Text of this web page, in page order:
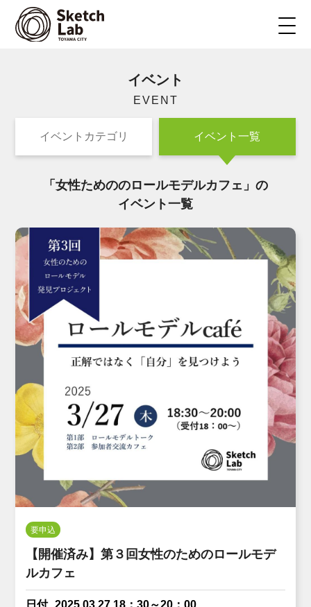
イベント
EVENT
イベントカテゴリ イベント一覧
「女性ためののロールモデルカフェ」の
イベント一覧
要申込
【開催済み】第３回女性のためのロールモデ
ルカフェ